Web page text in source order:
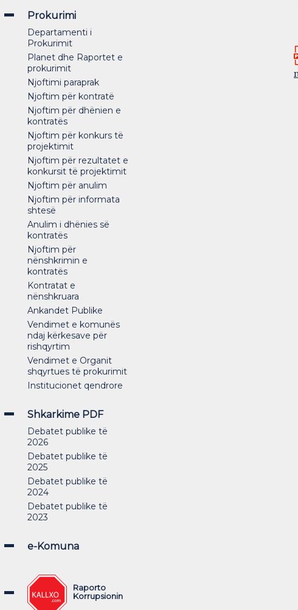
Prokurimi
Departamenti i
Prokurimit
Planet dhe Raportet e
prokurimit
Njoftimi paraprak
Njoftim për kontratë
Njoftim për dhënien e
kontratës
Njoftim për konkurs të
projektimit
Njoftim për rezultatet e
konkursit të projektimit
Njoftim për anulim
Njoftim për informata
shtesë
Anulim i dhënies së
kontratës
Njoftim për
nënshkrimin e
kontratës
Kontratat e
nënshkruara
Ankandet Publike
Vendimet e komunës
ndaj kërkesave për
rishqyrtim
Vendimet e Organit
shqyrtues të prokurimit
Institucionet qendrore
Shkarkime PDF
Debatet publike të
2026
Debatet publike të
2025
Debatet publike të
2024
Debatet publike të
2023
e-Komuna
Raporto
Korrupsionin